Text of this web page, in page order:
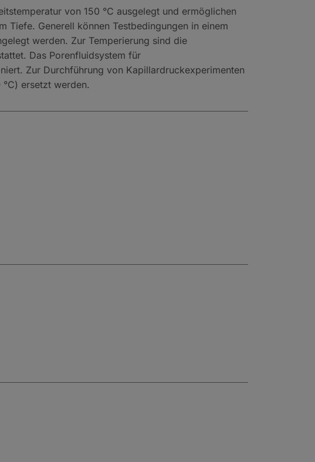
von 150 °C ausgelegt und ermöglichen
Tiefe. Generell können Testbedingungen in einem
werden. Zur Temperierung sind die
Das Porenfluidsystem für
Zur Durchführung von Kapillardruckexperimenten
ersetzt werden.